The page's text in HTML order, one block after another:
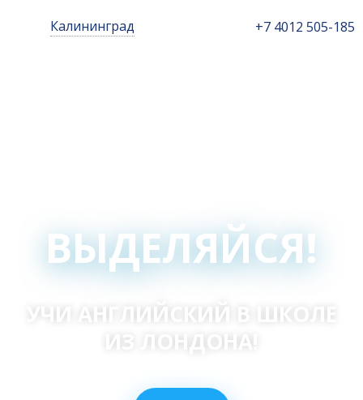
Калининград +7 4012 505-185
ВЫДЕЛЯЙСЯ!
УЧИ АНГЛИЙСКИЙ В ШКОЛЕ
ИЗ ЛОНДОНА!